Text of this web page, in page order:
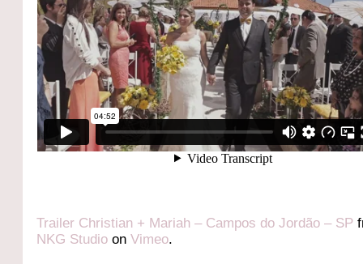
Trailer Christian + Mariah – Campos do Jordão – SP
NKG Studio onVimeo.